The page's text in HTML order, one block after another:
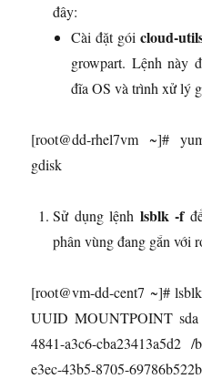
đây:
Cài đặt gói cloud-
growpart. Lệnh này
đĩa OS và trình xử lý
[root@dd-rhel7vm ~]#
gdisk
Sử dụng lệnh lsblk -f
phân vùng đang gắn với
[root@vm-dd-cent7 ~]#
UUID MOUNTPOINT sda
4841-a3c6-
e3ec-43b5-8705-